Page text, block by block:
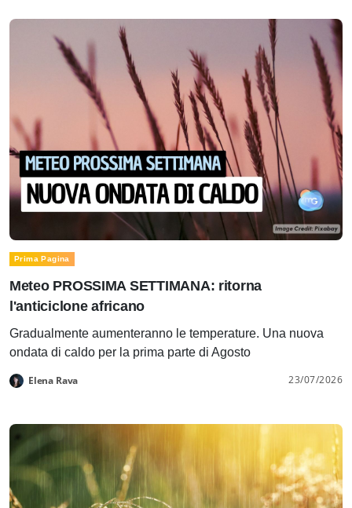
Prima Pagina
Meteo PROSSIMA SETTIMANA: ritorna
l'anticiclone africano
Gradualmente aumenteranno le temperature. Una nuova
ondata di caldo per la prima parte di Agosto
Elena Rava 23/07/2026